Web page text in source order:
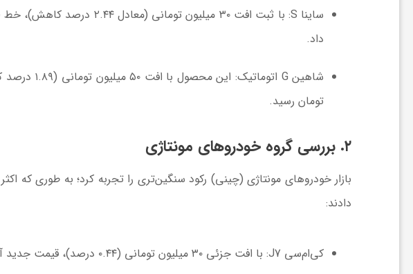
ساینا S: با ثبت افت ۳۰ میلیون تومانی (معادل ۲.۴۴ درصد کاهش)، خط قیمتی خود را از ۱,۲۳۰ به
داد.
شاهین G اتوماتیک: این محصول با افت ۵۰ میلیون تومانی (۱.۸۹ درصد کاهش) مواجه شد و به سطح قیمتی
تومان رسید.
۲. بررسی گروه خودروهای مونتاژی
بازار خودروهای مونتاژی (چینی) رکود سنگین‌تری را تجربه کرد؛ به طوری که
دادند:
کی‌ام‌سی J7: با افت جزئی ۳۰ میلیون تومانی (۰.۴۴ درصد)، قیمت جدید آن